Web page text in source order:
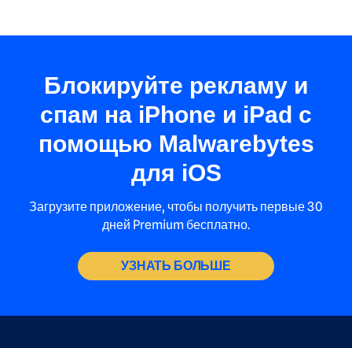
Блокируйте рекламу и
спам на iPhone и iPad с
помощью Malwarebytes
для iOS
Загрузите приложение, чтобы получить первые 30
дней Premium бесплатно.
УЗНАТЬ БОЛЬШЕ